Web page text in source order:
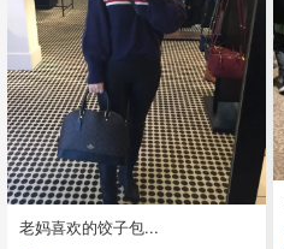
老妈喜欢的饺子包...